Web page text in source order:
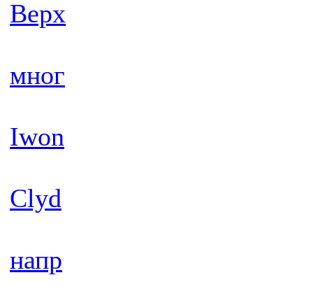
Верх
мног
Iwon
Clyd
напр